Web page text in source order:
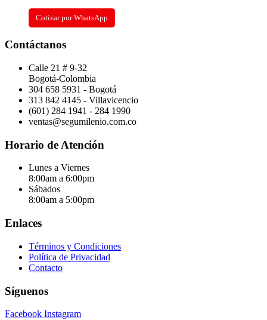
Cotizar por WhatsApp
Contáctanos
Calle 21 # 9-32
Bogotá-Colombia
304 658 5931 - Bogotá
313 842 4145 - Villavicencio
(601) 284 1941 - 284 1990
ventas@segumilenio.com.co
Horario de Atención
Lunes a Viernes
8:00am a 6:00pm
Sábados
8:00am a 5:00pm
Enlaces
Términos y Condiciones
Política de Privacidad
Contacto
Síguenos
Facebook Instagram